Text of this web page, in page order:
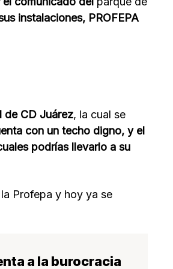
instalaciones, PROFEPA
de CD Juárez, la cual se
con un techo digno, y el
podrías llevarlo a su
Profepa y hoy ya se
a la burocracia